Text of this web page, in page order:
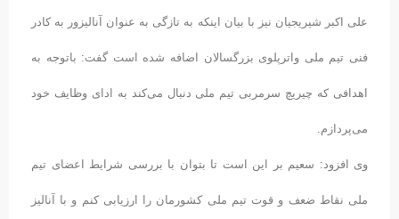
علی اکبر شیریجیان نیز با بیان اینکه به تازگی به عنوان آنالیزور به کادر
فنی تیم ملی واترپلوی بزرگسالان اضافه شده است گفت: باتوجه به
اهدافی که چیریچ سرمربی تیم ملی دنبال می‌کند به ادای وظایف خود
می‌پردازم.
وی افزود: سعیم بر این است تا بتوان با بررسی شرایط اعضای تیم
ملی نقاط ضعف و قوت تیم ملی کشورمان را ارزیابی کنم و با آنالیز